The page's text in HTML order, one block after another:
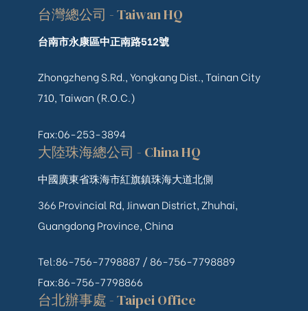
台灣總公司 - Taiwan HQ
台南市永康區中正南路512號
Zhongzheng S.Rd., Yongkang Dist., Tainan City
710, Taiwan (R.O.C.)
Fax:06-253-3894
大陸珠海總公司 - China HQ
中國廣東省珠海市紅旗鎮珠海大道北側
366 Provincial Rd, Jinwan District, Zhuhai,
Guangdong Province, China
Tel:86-756-7798887 / 86-756-7798889
Fax:86-756-7798866
台北辦事處 - Taipei Office